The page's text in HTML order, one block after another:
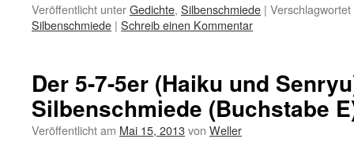
Veröffentlicht unterGedichte, Silbenschmiede | Verschlagwortet
Silbenschmiede | Schreib einen Kommentar
Der 5-7-5er (Haiku und
Silbenschmiede (Buchstabe
Veröffentlicht am Mai 15, 2013von Weller